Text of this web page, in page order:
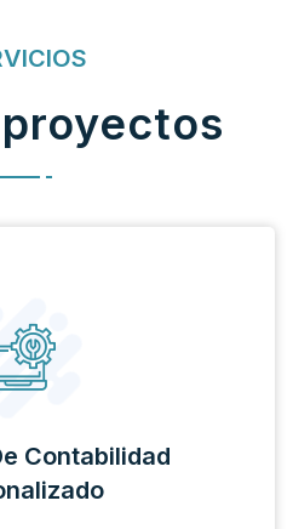
Contabilidad